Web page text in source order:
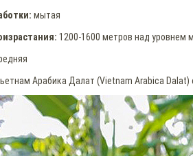
мытая
1200-1600 метров над уровнем
Арабика Далат (Vietnam Arabica